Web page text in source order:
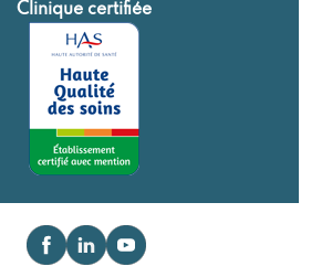
Clinique certifiée